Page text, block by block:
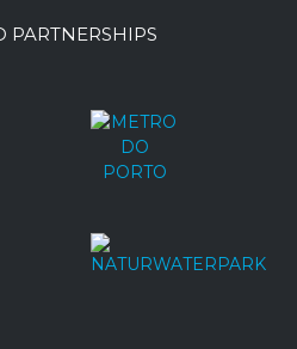
PARTNERSHIPS